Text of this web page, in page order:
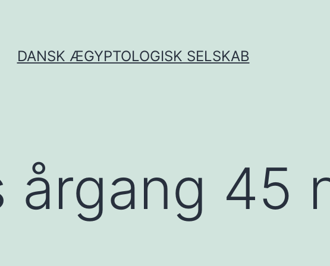
DANSK ÆGYPTOLOGISK SELSKAB
årgang 45